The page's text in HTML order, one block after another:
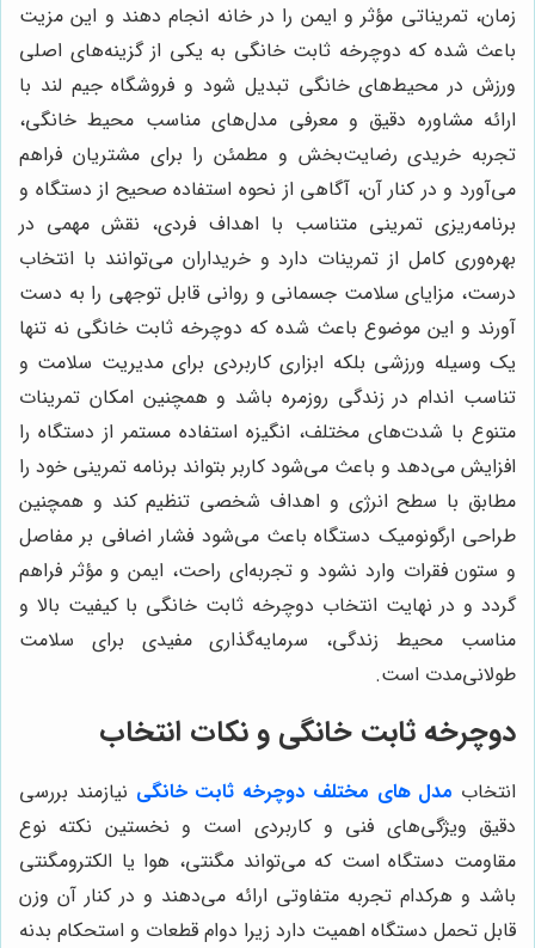
زمان، تمریناتی مؤثر و ایمن را در خانه انجام دهند و این مزیت
باعث شده که دوچرخه ثابت خانگی به یکی از گزینه‌های اصلی
ورزش در محیط‌های خانگی تبدیل شود و فروشگاه جیم لند با
ارائه مشاوره دقیق و معرفی مدل‌های مناسب محیط خانگی،
تجربه خریدی رضایت‌بخش و مطمئن را برای مشتریان فراهم
می‌آورد و در کنار آن، آگاهی از نحوه استفاده صحیح از دستگاه و
برنامه‌ریزی تمرینی متناسب با اهداف فردی، نقش مهمی در
بهره‌وری کامل از تمرینات دارد و خریداران می‌توانند با انتخاب
درست، مزایای سلامت جسمانی و روانی قابل توجهی را به دست
آورند و این موضوع باعث شده که دوچرخه ثابت خانگی نه تنها
یک وسیله ورزشی بلکه ابزاری کاربردی برای مدیریت سلامت و
تناسب اندام در زندگی روزمره باشد و همچنین امکان تمرینات
متنوع با شدت‌های مختلف، انگیزه استفاده مستمر از دستگاه را
افزایش می‌دهد و باعث می‌شود کاربر بتواند برنامه تمرینی خود را
مطابق با سطح انرژی و اهداف شخصی تنظیم کند و همچنین
طراحی ارگونومیک دستگاه باعث می‌شود فشار اضافی بر مفاصل
و ستون فقرات وارد نشود و تجربه‌ای راحت، ایمن و مؤثر فراهم
گردد و در نهایت انتخاب دوچرخه ثابت خانگی با کیفیت بالا و
مناسب محیط زندگی، سرمایه‌گذاری مفیدی برای سلامت
طولانی‌مدت است.
دوچرخه ثابت خانگی و نکات انتخاب
انتخاب مدل های مختلف دوچرخه ثابت خانگی نیازمند بررسی
دقیق ویژگی‌های فنی و کاربردی است و نخستین نکته نوع
مقاومت دستگاه است که می‌تواند مگنتی، هوا یا الکترومگنتی
باشد و هرکدام تجربه متفاوتی ارائه می‌دهند و در کنار آن وزن
قابل تحمل دستگاه اهمیت دارد زیرا دوام قطعات و استحکام بدنه